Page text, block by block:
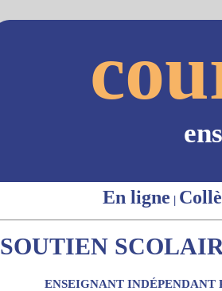
En ligne |
SOUTIEN
ENSEIGNANT INDÉPENDANT